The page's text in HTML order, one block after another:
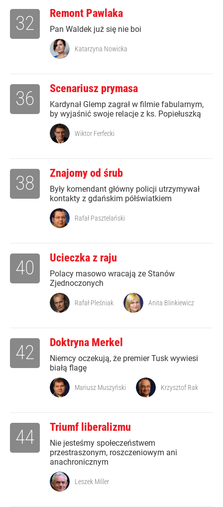
Remont Pawlaka
Pan Waldek już się nie boi
32
Katarzyna Nowicka
Scenariusz prymasa
Kardynał Glemp zagrał w filmie fabularnym,
by wyjaśnić swoje relacje z ks. Popiełuszką
36
Wiktor Ferfecki
Znajomy od śrub
Były komendant główny policji utrzymywał
kontakty z gdańskim półświatkiem
38
Rafał Pasztelański
Ucieczka z raju
Polacy masowo wracają ze Stanów
Zjednoczonych
40
Rafał Pleśniak Anita Blinkiewicz
Doktryna Merkel
Niemcy oczekują, że premier Tusk wywiesi
białą flagę
42
Mariusz Muszyński Krzysztof Rak
Triumf liberalizmu
Nie jesteśmy społeczeństwem
przestraszonym, roszczeniowym ani
anachronicznym
44
Leszek Miller